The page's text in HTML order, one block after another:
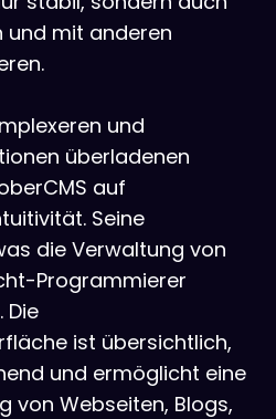
und mit anderen
und
überladenen
auf
Seine
die Verwaltung von
Programmierer
Die
ist übersichtlich,
und ermöglicht eine
von Webseiten, Blogs,